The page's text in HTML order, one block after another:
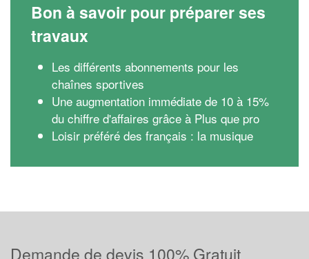
Bon à savoir pour préparer ses
travaux
Les différents abonnements pour les
chaînes sportives
Une augmentation immédiate de 10 à 15%
du chiffre d'affaires grâce à Plus que pro
Loisir préféré des français : la musique
Demande de devis 100% Gratuit